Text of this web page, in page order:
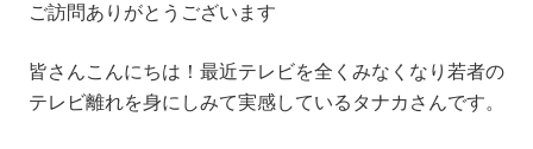
ご訪問ありがとうございます
皆さんこんにちは！最近テレビを全くみなくなり若者の
テレビ離れを身にしみて実感しているタナカさんです。